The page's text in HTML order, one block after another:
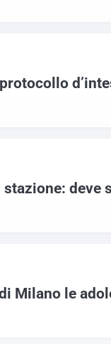
deve
Milano le